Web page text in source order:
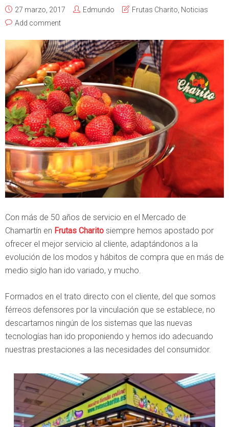
27 marzo, 2017 Edmundo Frutas Charito Noticias
Add comment
Con más de 50 años de servicio en el Mercado de
Chamartín en Frutas Charito siempre hemos apostado por
ofrecer el mejor servicio al cliente, adaptándonos a la
evolución de los modos y hábitos de compra que en más de
medio siglo han ido variado, y mucho.
Formados en el trato directo con el cliente, del que somos
férreos defensores por la vinculación que se establece, no
descartamos ningún de los sistemas que las nuevas
tecnologías han ido proponiendo y hemos ido adecuando
nuestras prestaciones a las necesidades del consumidor.